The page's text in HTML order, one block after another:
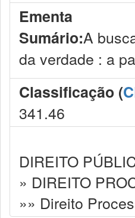
Ementa
Sumário:A
da verdade : a
Classificação (
341.46
DIREITO
» DIREITO
»» Direito